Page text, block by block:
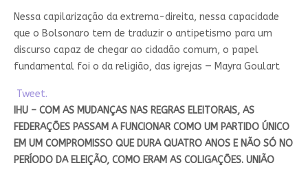
Nessa capilarização da extrema-direita, nessa capacidade
que o Bolsonaro tem de traduzir o antipetismo para um
discurso capaz de chegar ao cidadão comum, o papel
fundamental foi o da religião, das igrejas — Mayra Goulart
Tweet.
IHU – COM AS MUDANÇAS NAS REGRAS ELEITORAIS, AS
FEDERAÇÕES PASSAM A FUNCIONAR COMO UM PARTIDO ÚNICO
EM UM COMPROMISSO QUE DURA QUATRO ANOS E NÃO SÓ NO
PERÍODO DA ELEIÇÃO, COMO ERAM AS COLIGAÇÕES. UNIÃO